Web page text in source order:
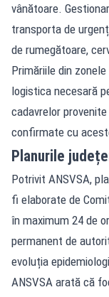
vânătoare.
transporta de
de rumegătoare,
Primăriile din
logistica necesară
cadavrelor
confirmate cu
Planurile
Potrivit ANSVSA,
fi elaborate de
în maximum 24 de
permanent de
evoluția
ANSVSA arată că